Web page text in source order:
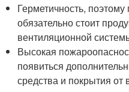
Герметичность, поэтому
обязательно стоит
вентиляционной
Высокая
появиться
средства и покрытия от